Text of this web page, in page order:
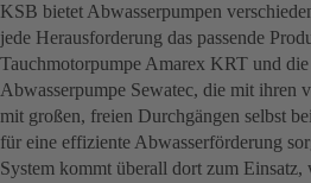
KSB bietet Abwasserpumpen
jede Heraus­forderung das passende
Tauchmotorpumpe Amarex KRT und
Abwasserpumpe Sewatec, die mit ihren
mit großen, freien Durchgängen selbst
für eine effiziente Abwasserförderung
System kommt überall dort zum